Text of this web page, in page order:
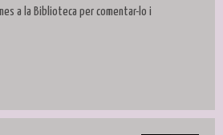
a la Biblioteca per comentar-lo i